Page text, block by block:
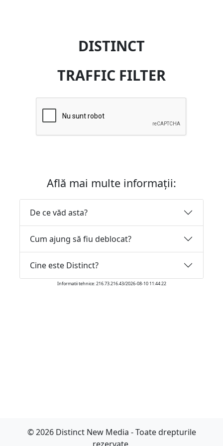
DISTINCT
TRAFFIC FILTER
Află mai multe informații:
De ce văd asta?
Cum ajung să fiu deblocat?
Cine este Distinct?
Informatii tehnice: 216.73.216.43/2026-08-10 11:44:22
© 2026 Distinct New Media - Toate drepturile